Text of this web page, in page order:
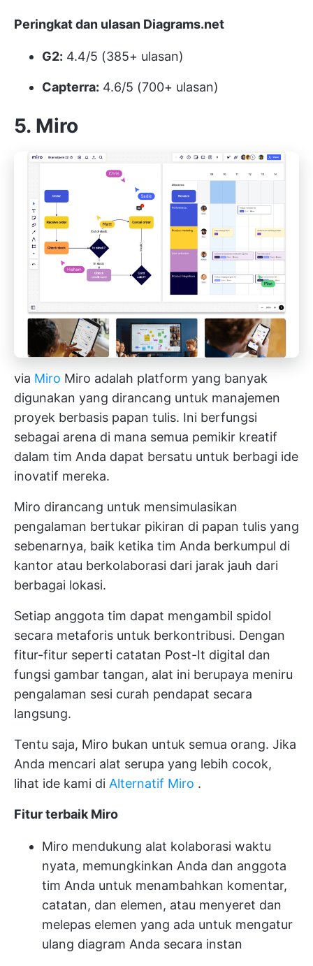
Peringkat dan ulasan Diagrams.net
G2: 4.4/5 (385+ ulasan)
Capterra: 4.6/5 (700+ ulasan)
5. Miro
via Miro Miro adalah platform yang banyak
digunakan yang dirancang untuk manajemen
proyek berbasis papan tulis. Ini berfungsi
sebagai arena di mana semua pemikir kreatif
dalam tim Anda dapat bersatu untuk berbagi ide
inovatif mereka.
Miro dirancang untuk mensimulasikan
pengalaman bertukar pikiran di papan tulis yang
sebenarnya, baik ketika tim Anda berkumpul di
kantor atau berkolaborasi dari jarak jauh dari
berbagai lokasi.
Setiap anggota tim dapat mengambil spidol
secara metaforis untuk berkontribusi. Dengan
fitur-fitur seperti catatan Post-It digital dan
fungsi gambar tangan, alat ini berupaya meniru
pengalaman sesi curah pendapat secara
langsung.
Tentu saja, Miro bukan untuk semua orang. Jika
Anda mencari alat serupa yang lebih cocok,
lihat ide kami di Alternatif Miro .
Fitur terbaik Miro
Miro mendukung alat kolaborasi waktu
nyata, memungkinkan Anda dan anggota
tim Anda untuk menambahkan komentar,
catatan, dan elemen, atau menyeret dan
melepas elemen yang ada untuk mengatur
ulang diagram Anda secara instan